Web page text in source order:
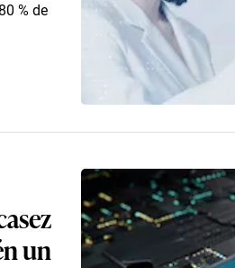
% de
un